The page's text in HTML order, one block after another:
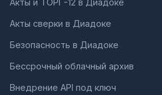
Акты и ТОРГ-12 в Диадоке
Акты сверки в Диадоке
Безопасность в Диадоке
Бессрочный облачный архив
Внедрение API под ключ